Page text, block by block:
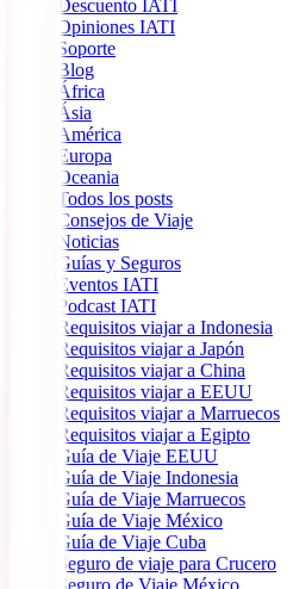
Descuento IATI
Opiniones IATI
Soporte
Blog
África
Ásia
América
Europa
Oceania
Todos los posts
Consejos de Viaje
Noticias
Guías y Seguros
Eventos IATI
Podcast IATI
Requisitos viajar a Indonesia
Requisitos viajar a Japón
Requisitos viajar a China
Requisitos viajar a EEUU
Requisitos viajar a Marruecos
Requisitos viajar a Egipto
Guía de Viaje EEUU
Guía de Viaje Indonesia
Guía de Viaje Marruecos
Guía de Viaje México
Guía de Viaje Cuba
Seguro de viaje para Crucero
Seguro de Viaje México